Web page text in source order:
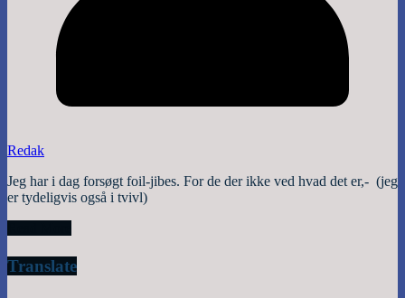
Redak
Jeg har i dag forsøgt foil-jibes. For de der ikke ved hvad det er,- (jeg
er tydeligvis også i tvivl)
Translate